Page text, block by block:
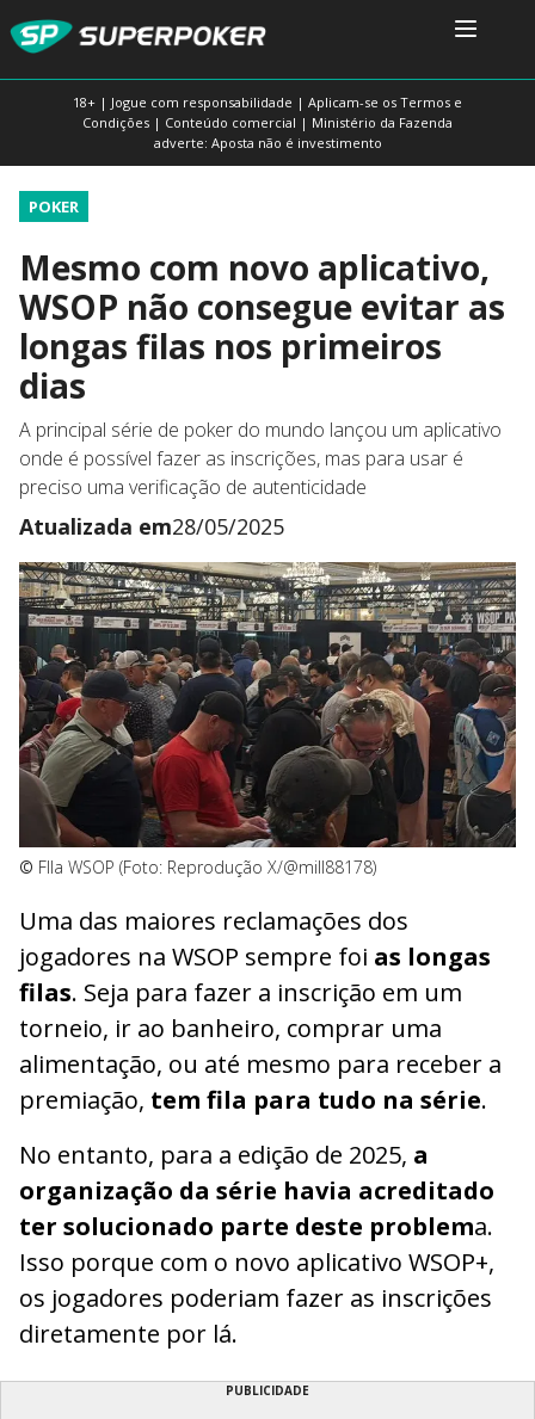
18+ | Jogue com responsabilidade | Aplicam-se os Termos e
Condições | Conteúdo comercial | Ministério da Fazenda
adverte: Aposta não é investimento
POKER
Mesmo com novo aplicativo,
WSOP não consegue evitar as
longas filas nos primeiros
dias
A principal série de poker do mundo lançou um aplicativo
onde é possível fazer as inscrições, mas para usar é
preciso uma verificação de autenticidade
Atualizada em28/05/2025
© FIla WSOP (Foto: Reprodução X/@mill88178)
Uma das maiores reclamações dos
jogadores na WSOP sempre foi as longas
filas. Seja para fazer a inscrição em um
torneio, ir ao banheiro, comprar uma
alimentação, ou até mesmo para receber a
premiação, tem fila para tudo na série.
No entanto, para a edição de 2025, a
organização da série havia acreditado
ter solucionado parte deste problema.
Isso porque com o novo aplicativo WSOP+,
os jogadores poderiam fazer as inscrições
diretamente por lá.
PUBLICIDADE